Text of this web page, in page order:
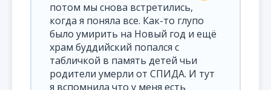
потом мы снова встретились,
когда я поняла все. Как-то глупо
было умирить на Новый год и ещё
храм буддийский попался с
табличкой в память детей чьи
родители умерли от СПИДА. И тут
я вспомнила что у меня есть